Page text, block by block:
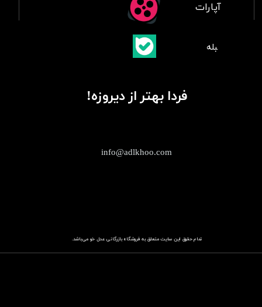
تمام حقوق این سایت متعلق به فروشگاهباز​​​​​​​رگانی عدل خو می‌باشد.
info@adlkhoo.com
فردا بهتر از دیروزه!
آپارات
​بلبله​​​​​​​بله